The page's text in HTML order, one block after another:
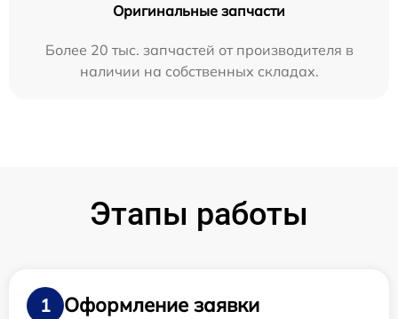
Оригинальные запчасти
Более 20 тыс. запчастей от производителя в
наличии на собственных складах.
Этапы работы
1
Оформление заявки